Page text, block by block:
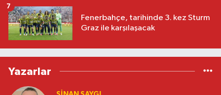
Fenerbahçe, tarihinde 3. kez Sturm
Graz ile karşılaşacak
7
Yazarlar